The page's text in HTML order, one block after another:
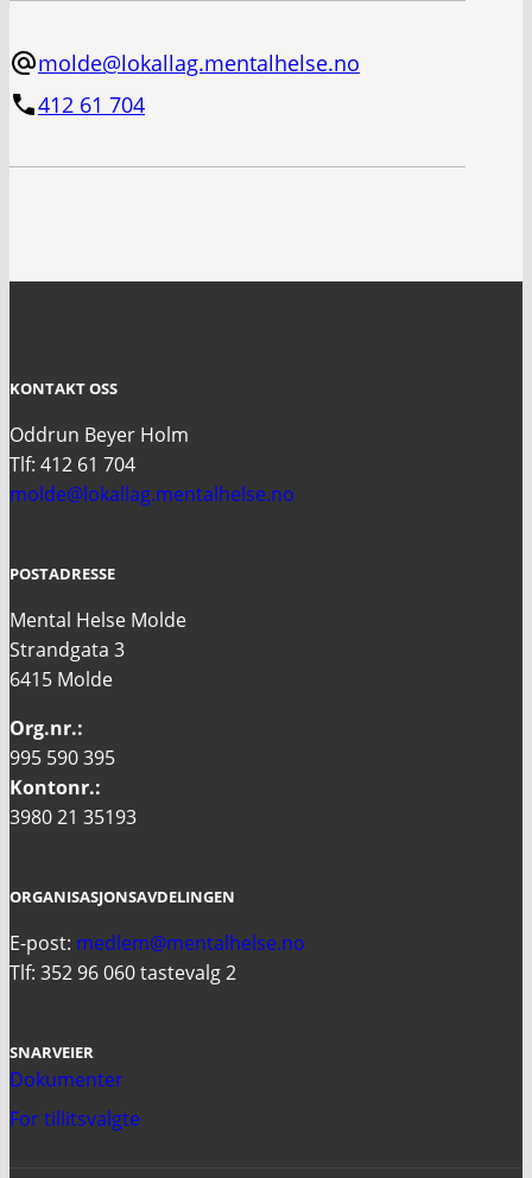
molde@lokallag.mentalhelse.no
412 61 704
KONTAKT OSS
Oddrun Beyer Holm
Tlf: 412 61 704
molde@lokallag.mentalhelse.no
POSTADRESSE
Mental Helse Molde
Strandgata 3
6415 Molde
Org.nr.:
995 590 395
Kontonr.:
3980 21 35193
ORGANISASJONSAVDELINGEN
E-post: medlem@mentalhelse.no
Tlf: 352 96 060 tastevalg 2
SNARVEIER
Dokumenter
For tillitsvalgte